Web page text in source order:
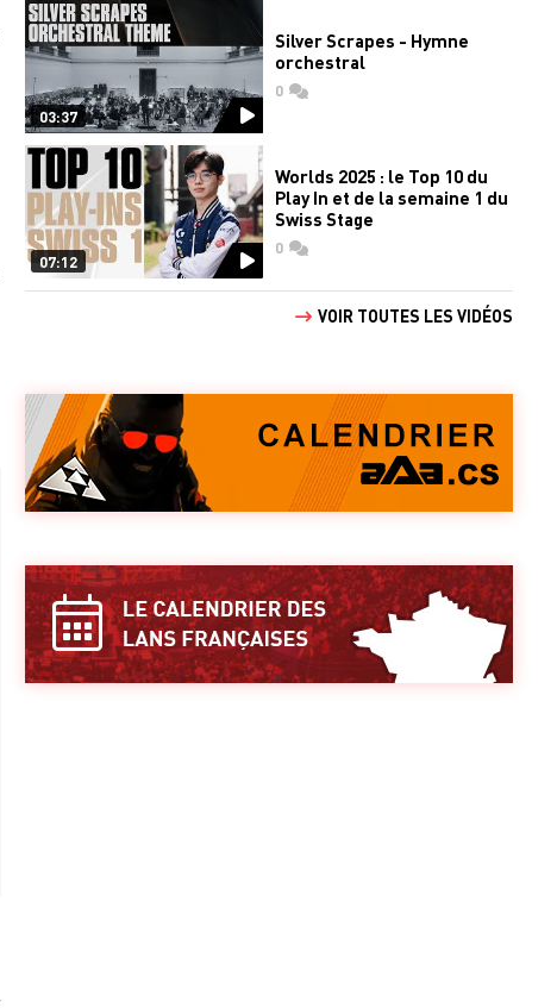
03:37
Silver Scrapes - Hymne
orchestral
0commentaires
07:12
Worlds 2025 : le Top 10 du
Play In et de la semaine 1 du
Swiss Stage
0commentaires
VOIR TOUTES LES VIDÉOS